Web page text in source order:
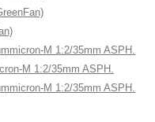
M 1:2/35mm ASPH.
M 1:2/35mm ASPH.
M 1:2/35mm ASPH.